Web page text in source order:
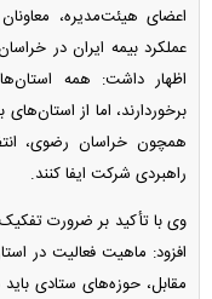
اعضای هیئت‌مدیره،
عملکرد بیمه ایران در
اظهار داشت: همه
برخوردارند، اما از
همچون خراسان رضوی،
راهبردی شرکت ایفا کنند.
وی با تأکید بر ضرورت
افزود: ماهیت فعالیت در
مقابل، حوزه‌های ستادی